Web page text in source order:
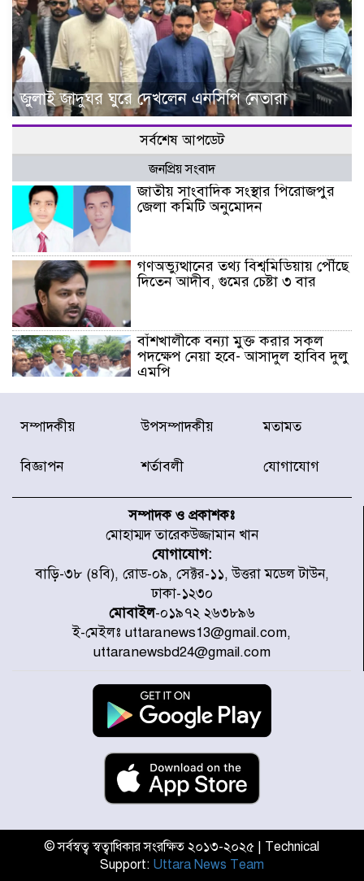
জুলাই জাদুঘর ঘুরে দেখলেন এনসিপি নেতারা
সর্বশেষ আপডেট
জনপ্রিয় সংবাদ
জাতীয় সাংবাদিক সংস্থার পিরোজপুর
জেলা কমিটি অনুমোদন
গণঅভ্যুত্থানের তথ্য বিশ্বমিডিয়ায় পৌঁছে
দিতেন আদীব, গুমের চেষ্টা ৩ বার
বাঁশখালীকে বন্যা মুক্ত করার সকল
পদক্ষেপ নেয়া হবে- আসাদুল হাবিব দুলু
এমপি
বিদ্যুৎ-জ্বালানি খাতে অস্থিরতা তৈরির
চেষ্টা করছে একটি চক্র : প্রধানমন্ত্রী
৫ আহত, চীনে বন্দর বন্ধ
চিকিৎসা খাতে জিডিপির ৫ শতাংশ
বরাদ্দের ঘোষণা স্থানীয় সরকার মন্ত্রীর
জুলাই জাদুঘর ঘুরে দেখলেন এনসিপি
নেতারা
যুক্তরাষ্ট্রে দাবানল নেভাতে গিয়ে
হেলিকপ্টার বিধ্বস্ত, নিহত ১
মজুদদারের সর্বোচ্চ শাস্তি মৃত্যুদণ্ড, তাই
ভেবে মজুদ করবেন : আইনমন্ত্রী
আন্তর্জাতিক আদিবাসী দিবস: রাষ্ট্রের
সম্পাদকীয় উপসম্পাদকীয় মতামত
বিজ্ঞাপন শর্তাবলী যোগাযোগ
সম্পাদক ও প্রকাশকঃ
মোহাম্মদ তারেকউজ্জামান খান
যোগাযোগ:
বাড়ি-৩৮ (৪বি), রোড-০৯, সেক্টর-১১, উত্তরা মডেল টাউন,
ঢাকা-১২৩০
মোবাইল-০১৯৭২ ২৬৩৮৯৬
ই-মেইলঃ uttaranews13@gmail.com,
uttaranewsbd24@gmail.com
© সর্বস্বত্ব স্বত্বাধিকার সংরক্ষিত ২০১৩-২০২৫ | Technical
Support: Uttara News Team